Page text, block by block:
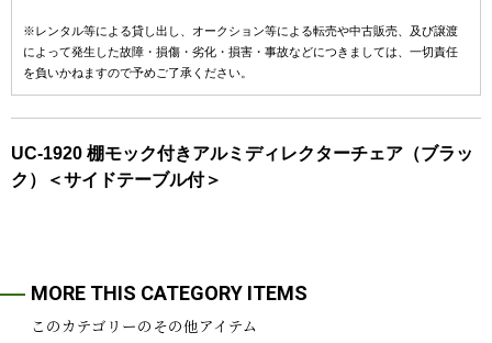
※レンタル等による貸し出し、オークション等による転売や中古販売、及び譲渡
によって発生した故障・損傷・劣化・損害・事故などにつきましては、一切責任
を負いかねますので予めご了承ください。
UC-1920 棚モック付きアルミディレクターチェア（ブラッ
ク）＜サイドテーブル付＞
MORE THIS CATEGORY ITEMS
このカテゴリーのその他アイテム